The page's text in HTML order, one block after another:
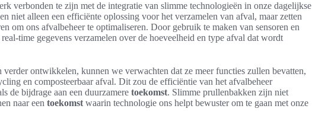
verbonden te zijn met de integratie van slimme technologieën in onze dagelijkse
niet alleen een efficiënte oplossing voor het verzamelen van afval, maar zetten
om ons afvalbeheer te optimaliseren. Door gebruik te maken van sensoren en
time gegevens verzamelen over de hoeveelheid en type afval dat wordt
ontwikkelen, kunnen we verwachten dat ze meer functies zullen bevatten,
en composteerbaar afval. Dit zou de efficiëntie van het afvalbeheer
de bijdrage aan een duurzamere toekomst. Slimme prullenbakken zijn niet
naar een toekomst waarin technologie ons helpt bewuster om te gaan met onze